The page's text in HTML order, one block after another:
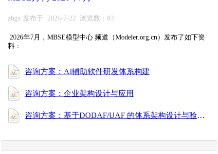
zhgx 发布于 2026-7-22 浏览数：83
2026年7月，MBSE模型中心 频道（Modeler.org.cn）发布了如下资
料：
咨询方案：AI辅助软件研发体系构建
咨询方案：企业架构设计与应用
咨询方案：基于DODAF/UAF 的体系架构设计与验证